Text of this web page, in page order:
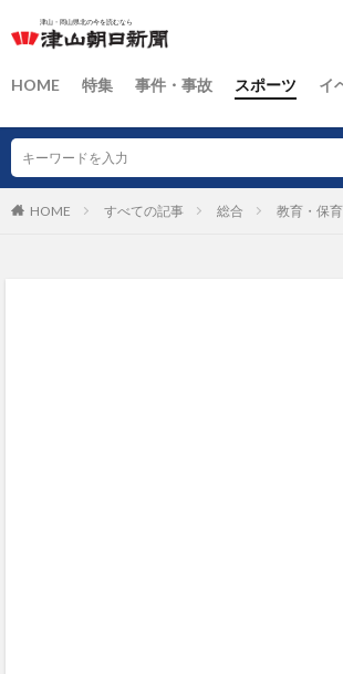
HOME 特集 事件・事故 スポーツ イ
HOME すべての記事 総合 教育・保